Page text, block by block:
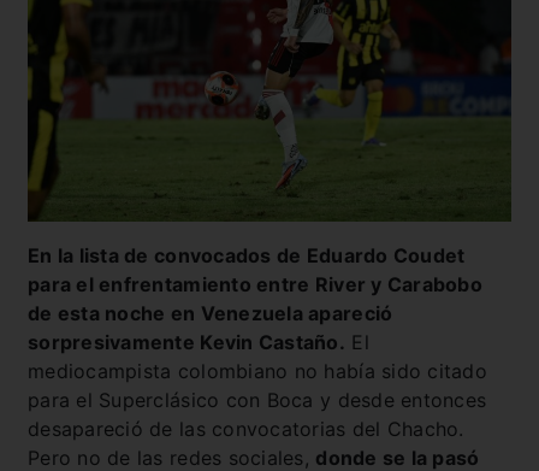
En la lista de convocados de Eduardo Coudet
para el enfrentamiento entre River y Carabobo
de esta noche en Venezuela apareció
sorpresivamente Kevin Castaño. El
mediocampista colombiano no había sido citado
para el Superclásico con Boca y desde entonces
desapareció de las convocatorias del Chacho.
Pero no de las redes sociales, donde se la pasó